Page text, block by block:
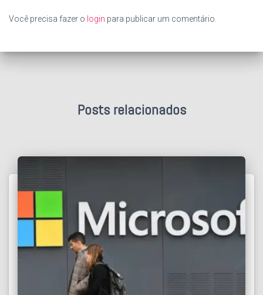
Você precisa fazer o login para publicar um comentário.
Posts relacionados